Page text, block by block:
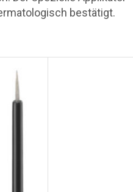
bestätigt.